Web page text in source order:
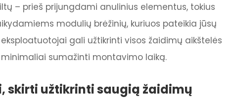
– prieš prijungdami anulinius elementus, tokius
modulių brėžinių, kuriuos pateikia jūsų
gali užtikrinti visos žaidimų aikštelės
sumažinti montavimo laiką.
skirti užtikrinti saugią žaidimų